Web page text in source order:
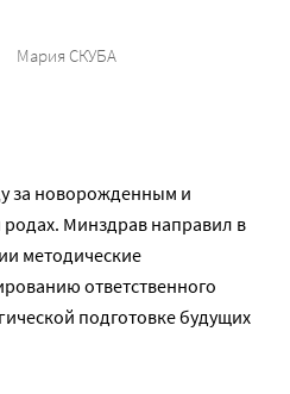
Мария СКУБА
за новорожденным и
Минздрав направил в
методические
ответственного
подготовке будущих